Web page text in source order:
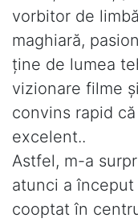
vorbitor de
maghiară,
ţine de lumea
vizionare filme
convins rapid
excelent..
Astfel, m-a
atunci a
cooptat în